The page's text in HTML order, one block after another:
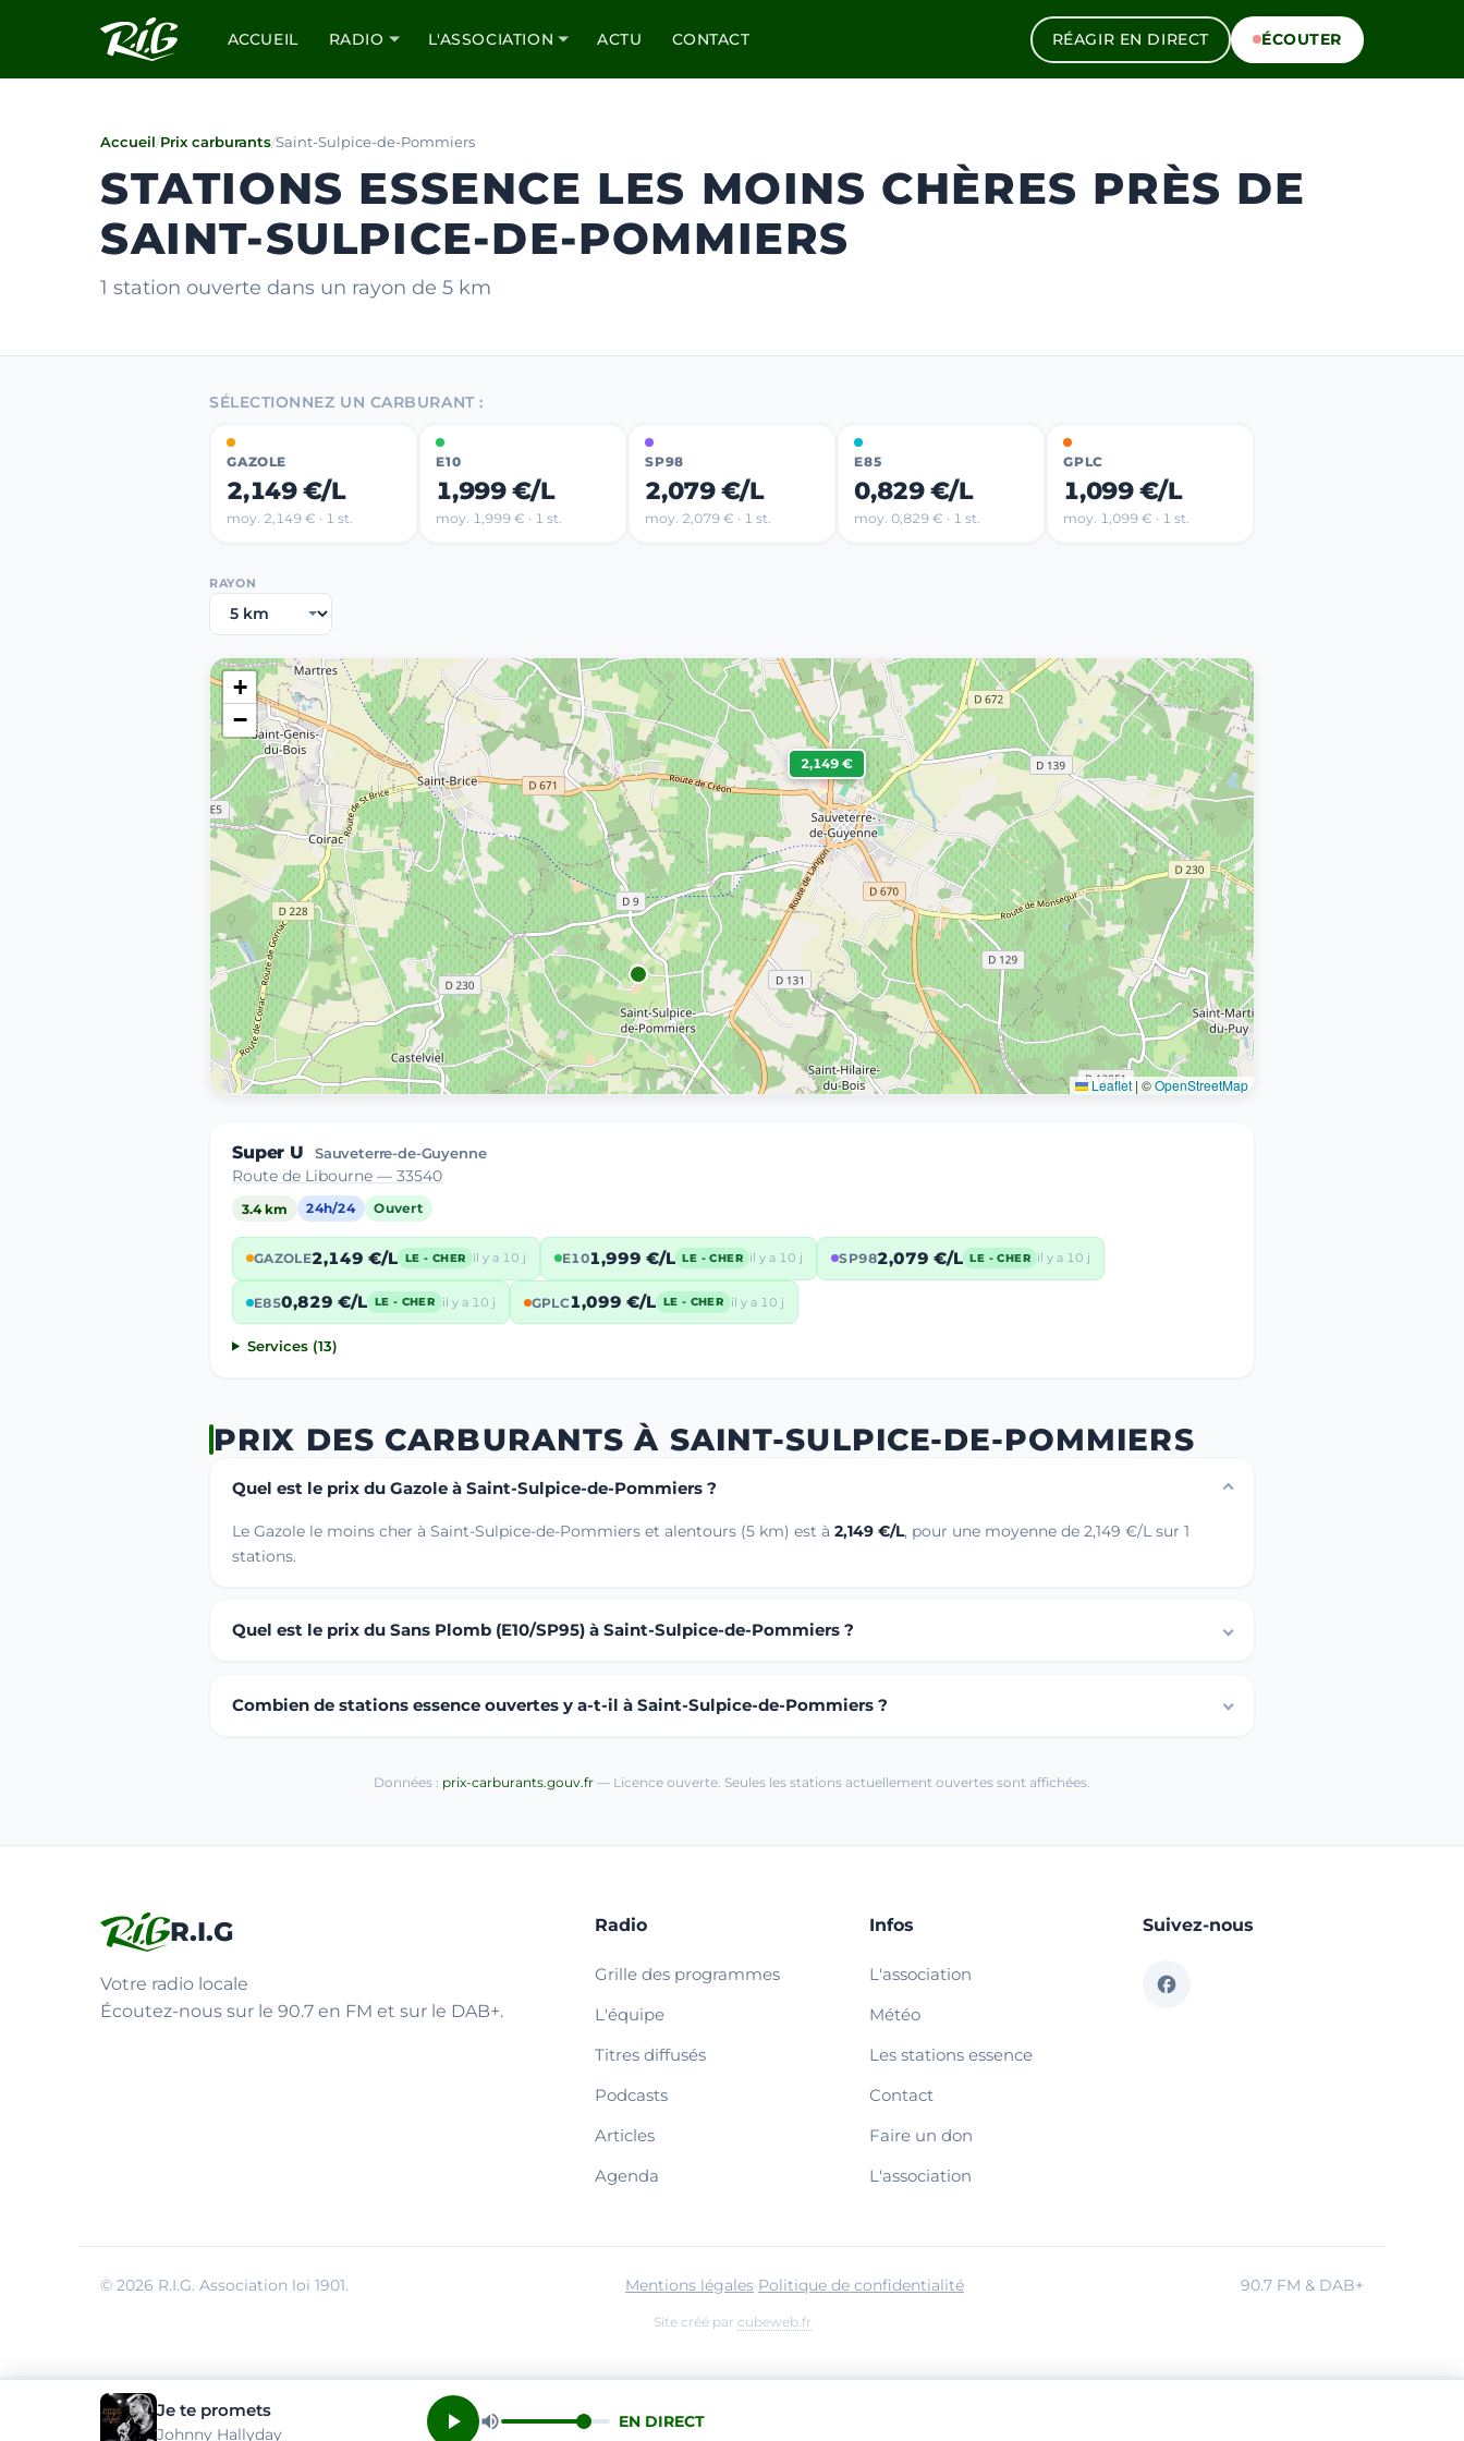
ACCUEIL RADIO L'ASSOCIATION ACTU CONTACT RÉAGIR EN DIRECT ÉCOUTER
Accueil/Prix carburants/Saint-Sulpice-de-Pommiers
STATIONS ESSENCE LES MOINS CHÈRES PRÈS DE
SAINT-SULPICE-DE-POMMIERS
1 station ouverte dans un rayon de 5 km
SÉLECTIONNEZ UN CARBURANT :
GAZOLE
2,149 €/L
moy. 2,149 € · 1 st.
E10
1,999 €/L
moy. 1,999 € · 1 st.
SP98
2,079 €/L
moy. 2,079 € · 1 st.
E85
0,829 €/L
moy. 0,829 € · 1 st.
GPLC
1,099 €/L
moy. 1,099 € · 1 st.
RAYON
2,149 €
+
−
Leaflet | ©OpenStreetMap
Super U Sauveterre-de-Guyenne
Route de Libourne — 33540
3.4 km 24h/24 Ouvert
GAZOLE2,149 €/L LE - CHER il y a 10 j E101,999 €/L LE - CHER il y a 10 j SP982,079 €/L LE - CHER il y a 10 j
E850,829 €/L LE - CHER il y a 10 j GPLC1,099 €/L LE - CHER il y a 10 j
Services (13)
PRIX DES CARBURANTS À SAINT-SULPICE-DE-POMMIERS
Quel est le prix du Gazole à Saint-Sulpice-de-Pommiers ?
Le Gazole le moins cher à Saint-Sulpice-de-Pommiers et alentours (5 km) est à 2,149 €/L, pour une moyenne de 2,149 €/L sur 1
stations.
Quel est le prix du Sans Plomb (E10/SP95) à Saint-Sulpice-de-Pommiers ?
Combien de stations essence ouvertes y a-t-il à Saint-Sulpice-de-Pommiers ?
Données : prix-carburants.gouv.fr — Licence ouverte. Seules les stations actuellement ouvertes sont affichées.
R.I.G
Votre radio locale
Écoutez-nous sur le 90.7 en FM et sur le DAB+.
Radio
Grille des programmes
L'équipe
Titres diffusés
Podcasts
Articles
Agenda
Infos
L'association
Météo
Les stations essence
Contact
Faire un don
L'association
Suivez-nous
© 2026 R.I.G. Association loi 1901. Mentions légales·Politique de confidentialité 90.7 FM & DAB+
Site créé par cubeweb.fr
Je te promets
Johnny Hallyday
EN DIRECT